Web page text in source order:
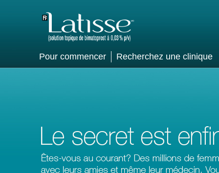
Pour commencer Recherchez une clinique